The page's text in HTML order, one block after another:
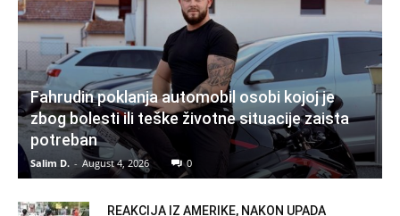
Fahrudin poklanja automobil osobi kojoj je
zbog bolesti ili teške životne situacije zaista
potreban
Salim D. - August 4, 2026 0
REAKCIJA IZ AMERIKE, NAKON UPADA